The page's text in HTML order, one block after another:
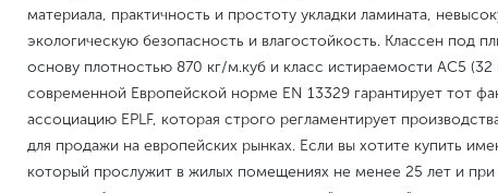
материала, практичность и простоту укладки ламината,
экологическую безопасность и влагостойкость. Классен под
основу плотностью 870 кг/м.куб и класс истираемости AC5 (32
современной Европейской норме EN 13329 гарантирует тот
ассоциацию EPLF, которая строго регламентирует
для продажи на европейских рынках. Если вы хотите купить
который прослужит в жилых помещениях не менее 25 лет и при